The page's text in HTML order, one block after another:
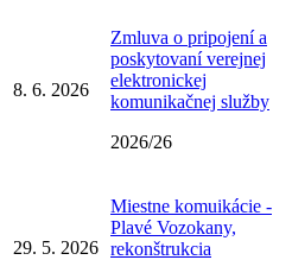
8. 6. 2026
Zmluva o pripojení a
poskytovaní verejnej
elektronickej
komunikačnej služby
2026/26
29. 5. 2026
Miestne komuikácie -
Plavé Vozokany,
rekonštrukcia